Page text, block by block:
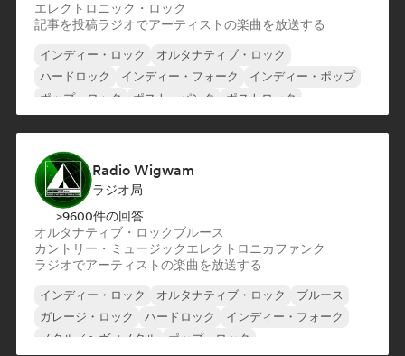
エレクトロニック・ロック
記事を投稿ラジオでアーティストの楽曲を放送する
インディー・ロック
オルタナティブ・ロック
ハードロック
インディー・フォーク
インディー・ポップ
ポップ・ロック
ポスト・パンク ポストロック
Radio Wigwam
ラジオ局
>9600件の回答
オルタナティブ・ロックブルース
カントリー・ミュージックエレクトロニカファンク
ラジオでアーティストの楽曲を放送する
インディー・ロック オルタナティブ・ロック
ブルース
ガレージ・ロック
ハードロック
インディー・フォーク
メタル／ヘヴィメタル
ポップ・ロック